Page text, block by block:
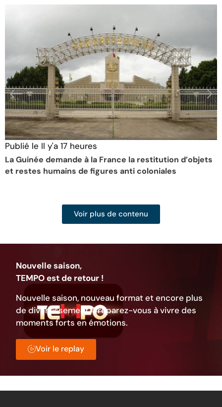
Publié le Il y'a 17 heures
La Guinée demande à la France la restitution d’objets
et restes humains de figures anti coloniales
Voir plus de contenu
Nouvelle saison,
TEMPO est de retour !
Nouvelle saison, nouveau format et encore plus
de divertissement. Préparez-vous à vivre des
moments forts en émotions.
Voir le replay